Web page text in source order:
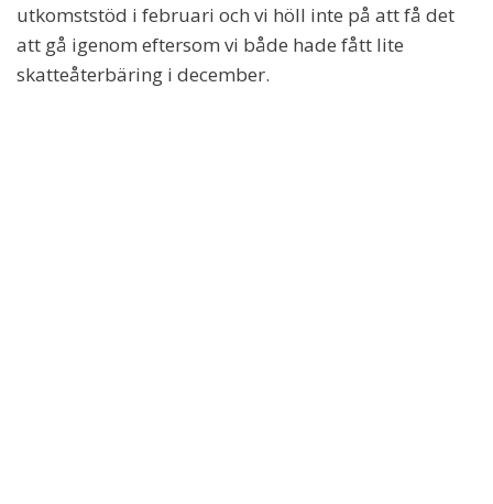
utkomststöd i februari och vi höll inte på att få det
att gå igenom eftersom vi både hade fått lite
skatteåterbäring i december.